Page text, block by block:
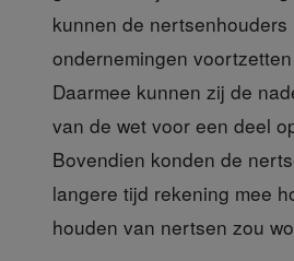
kunnen de nertsenhouders
ondernemingen
Daarmee kunnen zij de
van de wet voor een deel
Bovendien konden de
langere tijd rekening mee
houden van nertsen zou